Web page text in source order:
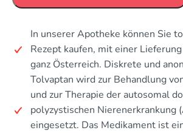
In unserer Apotheke können Sie
Rezept kaufen, mit einer
ganz Österreich. Diskrete und
Tolvaptan wird zur Behandlung
und zur Therapie der autosomal
polyzystischen Nierenerkrankung
eingesetzt. Das Medikament ist